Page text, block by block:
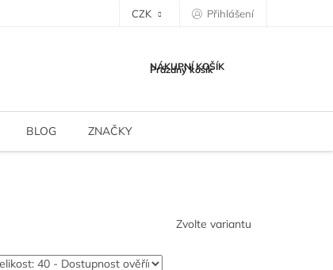
CZK Přihlášení
NÁKUPNÍ KOŠÍK
Prázdný košík
BLOG ZNAČKY
Zvolte variantu